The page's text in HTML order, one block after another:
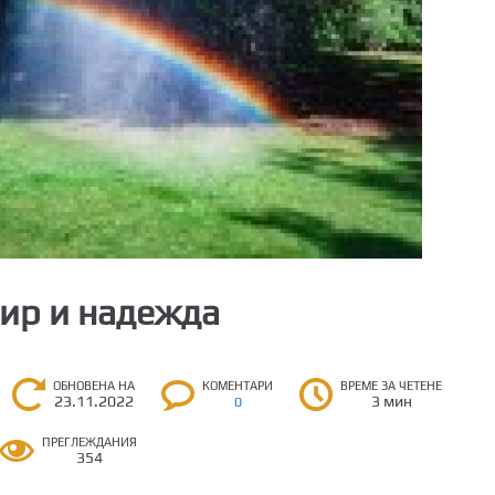
и надежда
ОБНОВЕНА НА
23.11.2022
КОМЕНТАРИ
0
ВРЕМЕ ЗА ЧЕТЕНЕ
3 мин
ПРЕГЛЕЖДАНИЯ
354